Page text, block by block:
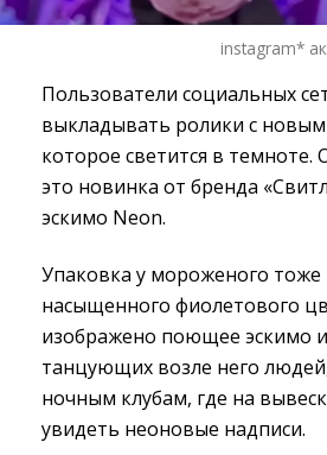
instagram*
Пользователи социальных
выкладывать ролики с
которое светится в темноте.
это новинка от бренда
эскимо Neon.
Упаковка у мороженого тоже
насыщенного фиолетового
изображено поющее эскимо
танцующих возле него
ночным клубам, где на
увидеть неоновые надписи.